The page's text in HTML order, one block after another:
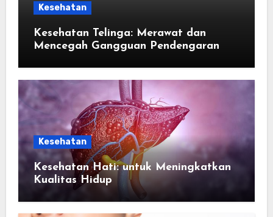
Kesehatan
Kesehatan Telinga: Merawat dan
Mencegah Gangguan Pendengaran
Kesehatan
Kesehatan Hati: untuk Meningkatkan
Kualitas Hidup